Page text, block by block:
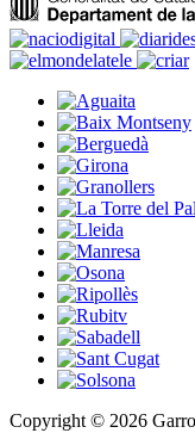
Copyright © 2026